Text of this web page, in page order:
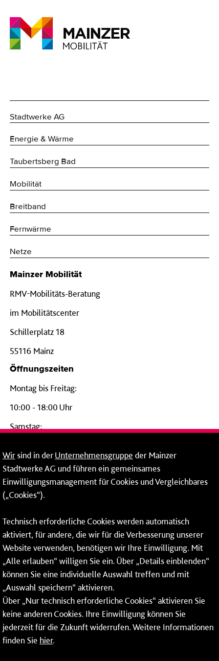
Stadtwerke AG
Energie & Wärme
Taubertsberg Bad
Mobilität
Breitband
Fernwärme
Netze
Mainzer Mobilität
RMV-Mobilitäts-Beratung
im Mobilitätscenter
Schillerplatz 18
55116 Mainz
Öffnungszeiten
Montag bis Freitag:
10:00 - 18:00 Uhr
Samstag:
24-Stunden-Telefon*
06131 – 12 77 77
Fax: 06131 – 12 66 66
* Montags bis freitags bis 7 und ab 18 Uhr sowie an
Wochenenden und Feiertagen ganztags werden Ihre
Anrufe je nach Themenauswahl an ein Callcenter des
RMV oder von nextbike weitergeleitet. Dort erhalten Sie
ausschließlich Auskünfte zum Fahrplan bzw. zu
meinRad.
Wirsind in derUnternehmensgruppe der Mainzer
Stadtwerke AG und führen ein gemeinsames
Einwilligungsmanagement für Cookies und Vergleichbares
(„Cookies“).
Technisch erforderliche Cookies werden automatisch
aktiviert, für andere, die wir für die Verbesserung unserer
Website verwenden, benötigen wir Ihre Einwilligung. Mit
„Alle erlauben“ willigen Sie ein. Über „Details einblenden“
können Sie eine individuelle Auswahl treffen und mit
„Auswahl speichern“ aktivieren.
Über „Nur technisch erforderliche Cookies“ aktivieren Sie
keine anderen Cookies. Ihre Einwilligung können Sie
jederzeit für die Zukunft widerrufen. Weitere Informationen
finden Sie hier.